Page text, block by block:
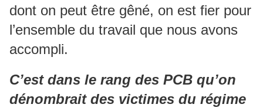
dont on peut être gêné, on est fier pour
l’ensemble du travail que nous avons
accompli.
C’est dans le rang des PCB qu’on
dénombrait des victimes du régime